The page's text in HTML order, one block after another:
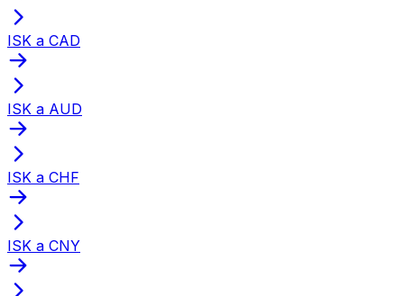
ISK a CAD
ISK a AUD
ISK a CHF
ISK a CNY